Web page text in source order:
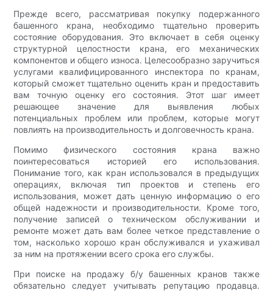
Прежде всего, рассматривая покупку подержанного
башенного крана, необходимо тщательно проверить
состояние оборудования. Это включает в себя оценку
структурной целостности крана, его механических
компонентов и общего износа. Целесообразно заручиться
услугами квалифицированного инспектора по кранам,
который сможет тщательно оценить кран и предоставить
вам точную оценку его состояния. Этот шаг имеет
решающее значение для выявления любых
потенциальных проблем или проблем, которые могут
повлиять на производительность и долговечность крана.
Помимо физического состояния крана важно
поинтересоваться историей его использования.
Понимание того, как кран использовался в предыдущих
операциях, включая тип проектов и степень его
использования, может дать ценную информацию о его
общей надежности и производительности. Кроме того,
получение записей о техническом обслуживании и
ремонте может дать вам более четкое представление о
том, насколько хорошо кран обслуживался и ухаживал
за ним на протяжении всего срока его службы.
При поиске на продажу б/у башенных кранов также
обязательно следует учитывать репутацию продавца.